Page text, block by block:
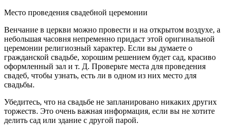
Место проведения свадебной церемонии
Венчание в церкви можно провести и на открытом воздухе, а
небольшая часовня непременно придаст этой оригинальной
церемонии религиозный характер. Если вы думаете о
гражданской свадьбе, хорошим решением будет сад, красиво
оформленный зал и т. Д. Проверьте места для проведения
свадеб, чтобы узнать, есть ли в одном из них место для
свадьбы.
Убедитесь, что на свадьбе не запланировано никаких других
торжеств. Это очень важная информация, если вы не хотите
делить сад или здание с другой парой.